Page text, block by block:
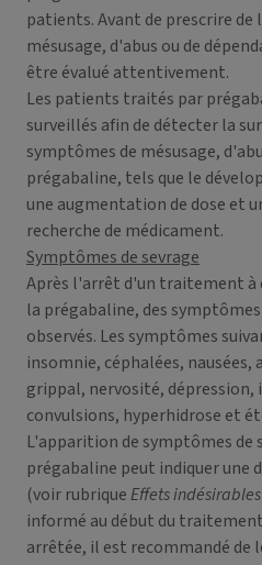
patients. Avant de prescrire de
mésusage, d'abus ou de
être évalué attentivement.
Les patients traités par
surveillés afin de détecter la
symptômes de mésusage,
prégabaline, tels que le
une augmentation de dose et
recherche de médicament.
Symptômes de sevrage
Après l'arrêt d'un traitement à
la prégabaline, des
observés. Les symptômes
insomnie, céphalées,
grippal, nervosité, dépression,
convulsions, hyperhidrose et
L'apparition de symptômes de
prégabaline peut indiquer une
(voir rubriqueEffets indésirables
informé au début du
arrêtée, il est recommandé de